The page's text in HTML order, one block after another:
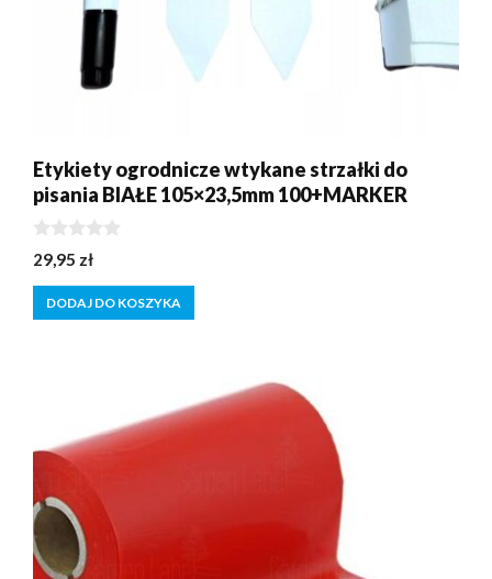
Etykiety ogrodnicze wtykane strzałki do
pisania BIAŁE 105×23,5mm 100+MARKER
0
z
5
29,95 zł
DODAJ DO KOSZYKA